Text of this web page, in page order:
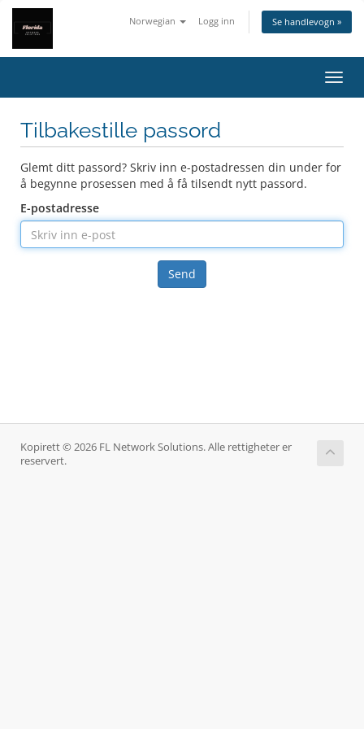
Norwegian Logg inn Se handlevogn »
Bytt
Tilbakestille passord
Glemt ditt passord? Skriv inn e-postadressen din under for
å begynne prosessen med å få tilsendt nytt passord.
E-postadresse
Send
Kopirett © 2026 FL Network Solutions. Alle rettigheter er
reservert.